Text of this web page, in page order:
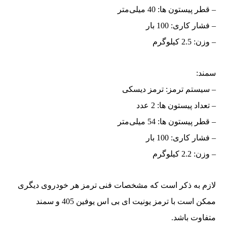
– قطر پیستون ها: 40 میلی‌متر
– فشار کاری: 100 بار
– وزن: 2.5 کیلوگرم
سمند:
– سیستم ترمز: ترمز دیسکی
– تعداد پیستون ها: 2 عدد
– قطر پیستون ها: 54 میلی‌متر
– فشار کاری: 100 بار
– وزن: 2.2 کیلوگرم
لازم به ذکر است که مشخصات فنی ترمز هر خودروی دیگری
ممکن است با ترمز یونیت ای بی اس یوفین 405 و سمند
متفاوت باشد.